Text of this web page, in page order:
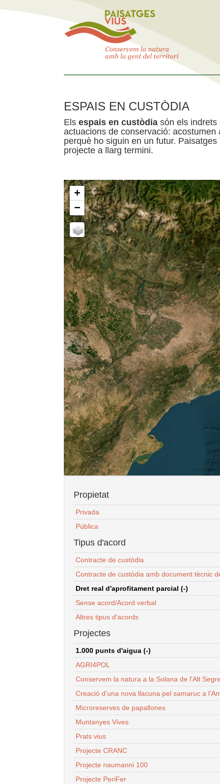
ESPAIS EN CUSTÒDIA
Els espais en custòdia són els indrets
actuacions de conservació:
perquè ho siguin en un futur.
projecte a llarg termini.
+
−
Propietat
Privada
Pública
Tipus d'acord
Contracte de custòdia
Contracte de custòdia amb document tècnic
Dret real d'aprofitament parcial (-)
Sense acord/Acord verbal
Altres tipus d'acords
Projectes
1.000 punts d'aigua (-)
AGRI4POL
Conservem la natura a la Solana de l'Alt
Creació d'una nova llacuna pel samaruc a
Microreserves de papallones
Muntanyes Vives
Prats vius
Projecte CRANC
Projecte naumanni 100
Projecte PeriFer